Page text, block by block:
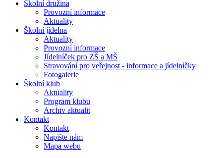
Školní družina
Provozní informace
Aktuality
Školní jídelna
Aktuality
Provozní informace
Jídelníček pro ZŠ a MŠ
Stravování pro veřejnost - informace a jídelníčky
Fotogalerie
Školní klub
Aktuality
Program klubu
Archiv aktualit
Kontakt
Kontakt
Napište nám
Mapa webu